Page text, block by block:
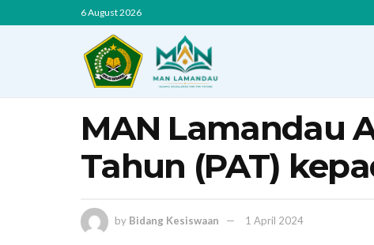
6 August 2026
MAN Lamandau
Tahun (PAT)
by Bidang Kesiswaan 1 April 2024